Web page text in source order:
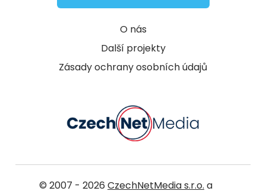
O nás
Další projekty
Zásady ochrany osobních údajů
© 2007 - 2026 CzechNetMedia s.r.o. a